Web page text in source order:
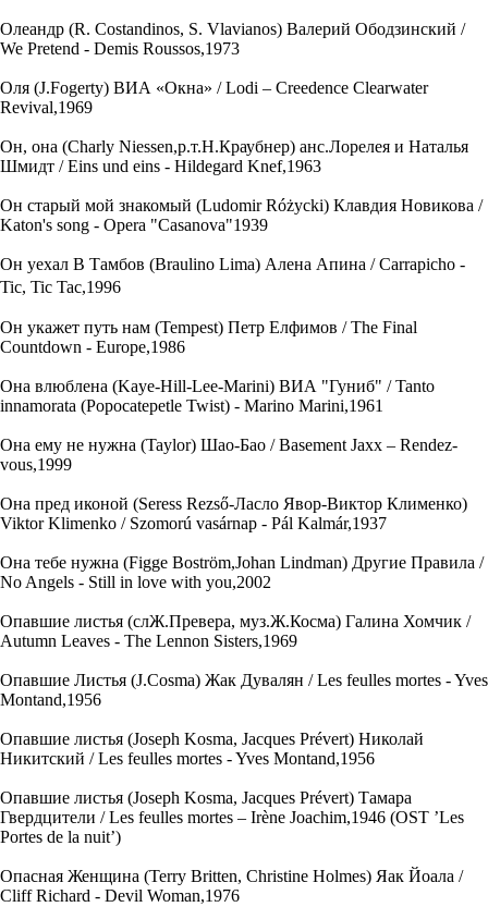
Олеандр (R. Costandinos, S. Vlavianos) Валерий Ободзинский /
We Pretend - Demis Roussos,1973
Оля (J.Fogerty) ВИА «Окна» / Lodi – Creedence Clearwater
Revival,1969
Он, она (Charly Niessen,р.т.Н.Краубнер) анс.Лорелея и Наталья
Шмидт / Eins und eins - Hildegard Knef,1963
Он старый мой знакомый (Ludomir Różycki) Клавдия Новикова /
Katon's song - Opera "Casanova"1939
Он уехал В Тамбов (Braulino Lima) Алена Апина / Carrapicho -
Tic, Tic Tac,1996
Он укажет путь нам (Tempest) Петр Елфимов / The Final
Countdown - Europe,1986
Она влюблена (Kaye-Hill-Lee-Marini) ВИА "Гуниб" / Tanto
innamorata (Popocatepetle Twist) - Marino Marini,1961
Она ему не нужна (Taylor) Шао-Бао / Basement Jaxx – Rendez-
vous,1999
Она пред иконой (Seress Rezső-Ласло Явор-Виктор Клименко)
Viktor Klimenko / Szomorú vasárnap - Pál Kalmár,1937
Она тебе нужна (Figge Boström,Johan Lindman) Другие Правила /
No Angels - Still in love with you,2002
Опавшие листья (слЖ.Превера, муз.Ж.Косма) Галина Хомчик /
Autumn Leaves - The Lennon Sisters,1969
Опавшие Листья (J.Cosma) Жак Дувалян / Les feulles mortes - Yves
Montand,1956
Опавшие листья (Joseph Kosma, Jacques Prévert) Николай
Никитский / Les feulles mortes - Yves Montand,1956
Опавшие листья (Joseph Kosma, Jacques Prévert) Тамара
Гвердцители / Les feulles mortes – Irène Joachim,1946 (OST ’Les
Portes de la nuit’)
Опасная Женщина (Terry Britten, Christine Holmes) Яак Йоала /
Cliff Richard - Devil Woman,1976